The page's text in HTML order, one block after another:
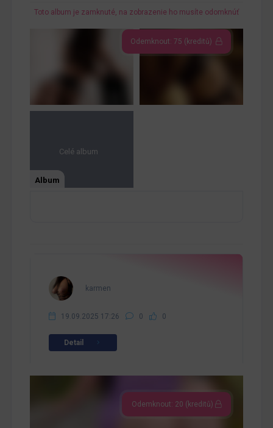
Odemknout: 75 (kreditů)
Toto album je zamknuté, na zobrazenie ho musíte odomknúť
Celé album
Album
karmen
19.09.2025 17:26 0 0
Detail
Odemknout: 20 (kreditů)